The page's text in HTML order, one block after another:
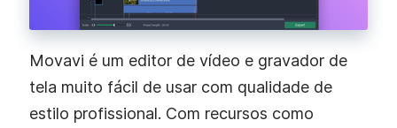
Movavi é um editor de vídeo e gravador de
tela muito fácil de usar com qualidade de
estilo profissional. Com recursos como